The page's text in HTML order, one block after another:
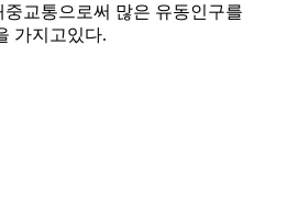
교통으로써 많은 유동인구를
가지고있다.